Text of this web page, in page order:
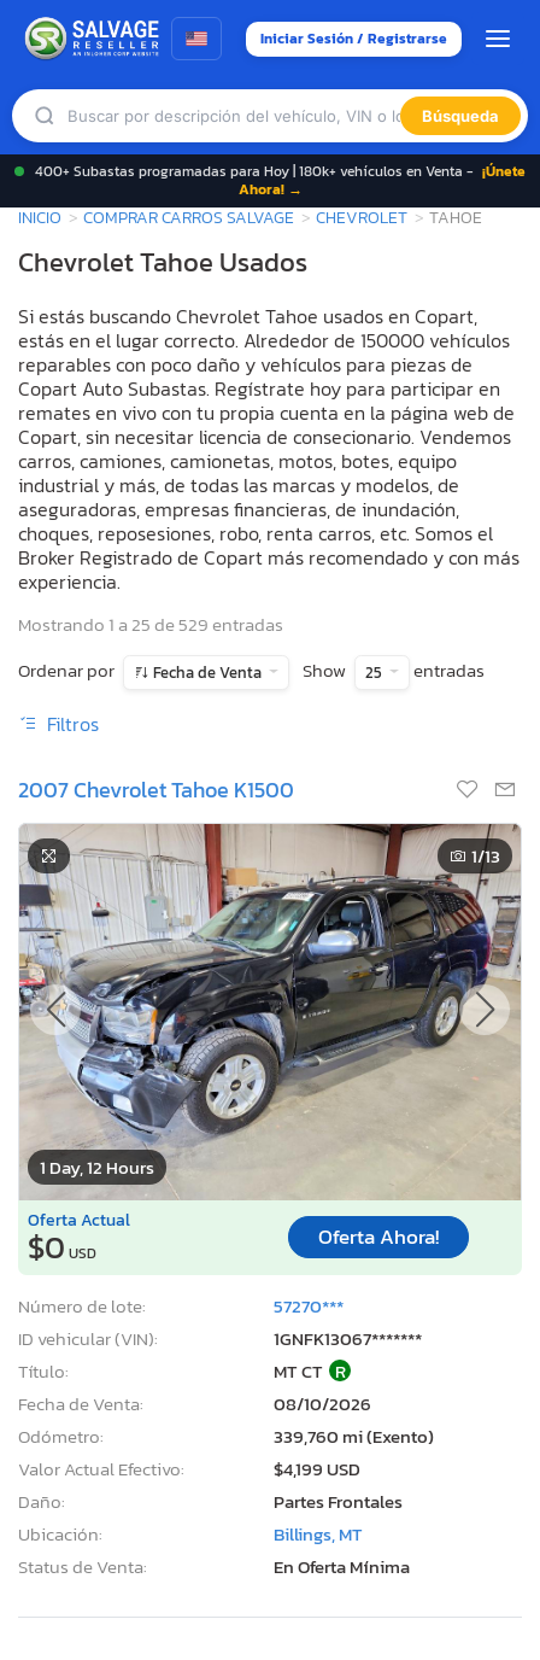
Iniciar Sesión / Registrarse
Búsqueda
400+ Subastas programadas para Hoy | 180k+ vehículos en Venta - ¡Únete
Ahora! →
INICIO COMPRAR CARROS SALVAGE CHEVROLET TAHOE
Chevrolet Tahoe Usados
Si estás buscando Chevrolet Tahoe usados en Copart,
estás en el lugar correcto. Alrededor de 150000 vehículos
reparables con poco daño y vehículos para piezas de
Copart Auto Subastas. Regístrate hoy para participar en
remates en vivo con tu propia cuenta en la página web de
Copart, sin necesitar licencia de consecionario. Vendemos
carros, camiones, camionetas, motos, botes, equipo
industrial y más, de todas las marcas y modelos, de
aseguradoras, empresas financieras, de inundación,
choques, reposesiones, robo, renta carros, etc. Somos el
Broker Registrado de Copart más recomendado y con más
experiencia.
Mostrando 1 a 25 de 529 entradas
Ordenar por
Fecha de Venta Show 25 entradas
Filtros
2007 Chevrolet Tahoe K1500
1 Day, 12 Hours
1/13
Oferta Actual
$0 USD
Oferta Ahora!
Número de lote:
57270***
ID vehicular (VIN):
1GNFK13067*******
Título:
MT CT R
Fecha de Venta:
08/10/2026
Odómetro:
339,760 mi (Exento)
Valor Actual Efectivo:
$4,199 USD
Daño:
Partes Frontales
Ubicación:
Billings, MT
Status de Venta:
En Oferta Mínima